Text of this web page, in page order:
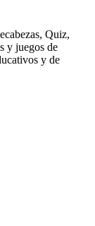
Quiz,
y juegos de
y de